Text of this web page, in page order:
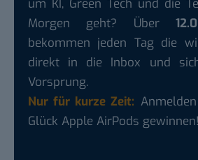
um KI, Green Tech und die
Morgen geht? Über
bekommen jeden Tag die
direkt in die Inbox und
Vorsprung.
Nur für kurze Zeit:
Glück Apple AirPods gewinnen!